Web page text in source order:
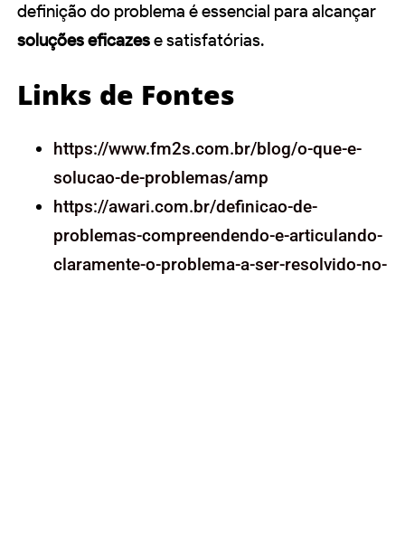
definição do problema é essencial para alcançar
soluções eficazese satisfatórias.
Links de Fontes
https://www.fm2s.com.br/blog/o-que-e-
solucao-de-problemas/amp
https://awari.com.br/definicao-de-
problemas-compreendendo-e-articulando-
claramente-o-problema-a-ser-resolvido-no-